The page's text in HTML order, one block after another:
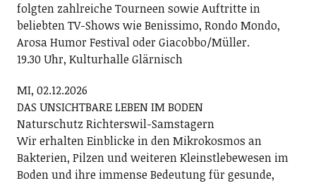
folgten zahlreiche Tourneen sowie Auftritte in
beliebten TV-Shows wie Benissimo, Rondo Mondo,
Arosa Humor Festival oder Giacobbo/Müller.
19.30 Uhr, Kulturhalle Glärnisch
MI, 02.12.2026
DAS UNSICHTBARE LEBEN IM BODEN
Naturschutz Richterswil-Samstagern
Wir erhalten Einblicke in den Mikrokosmos an
Bakterien, Pilzen und weiteren Kleinstlebewesen im
Boden und ihre immense Bedeutung für gesunde,